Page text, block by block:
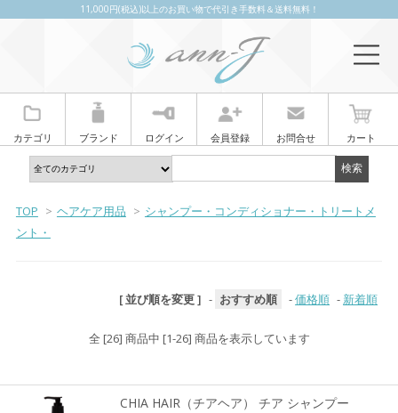
11,000円(税込)以上のお買い物で代引き手数料＆送料無料！
カテゴリ ブランド ログイン 会員登録 お問合せ カート
TOP > ヘアケア用品 > シャンプー・コンディショナー・トリートメ
ント・
[ 並び順を変更 ] - おすすめ順 -価格順 - 新着順
全 [26] 商品中 [1-26] 商品を表示しています
CHIA HAIR（チアヘア） チア シャンプー